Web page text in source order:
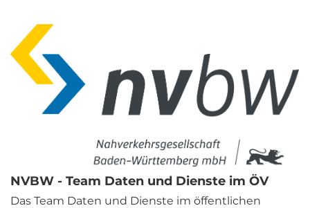
NVBW - Team Daten und Dienste im ÖV
Das Team Daten und Dienste im öffentlichen